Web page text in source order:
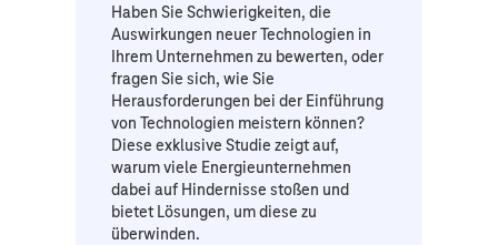
Haben Sie Schwierigkeiten, die
Auswirkungen neuer Technologien in
Ihrem Unternehmen zu bewerten, oder
fragen Sie sich, wie Sie
Herausforderungen bei der Einführung
von Technologien meistern können?
Diese exklusive Studie zeigt auf,
warum viele Energieunternehmen
dabei auf Hindernisse stoßen und
bietet Lösungen, um diese zu
überwinden.